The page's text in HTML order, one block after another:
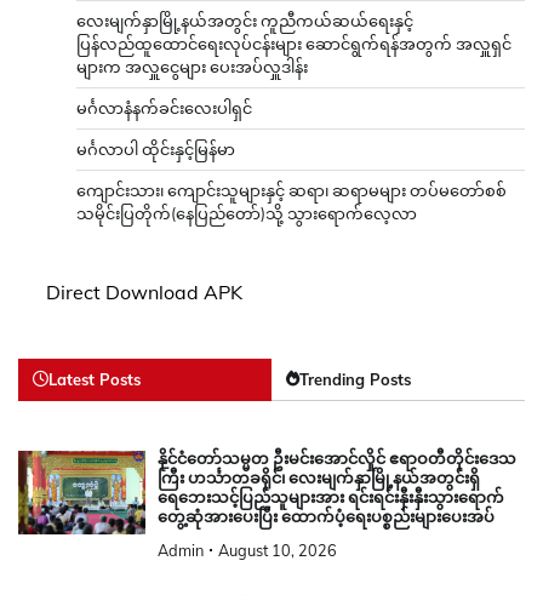
လေးမျက်နှာမြို့နယ်အတွင်း ကူညီကယ်ဆယ်ရေးနှင့်
ပြန်လည်ထူထောင်ရေးလုပ်ငန်းများ ဆောင်ရွက်ရန်အတွက် အလှူရှင်
များက အလှူငွေများ ပေးအပ်လှူဒါန်း
မင်္ဂလာနံနက်ခင်းလေးပါရှင်
မင်္ဂလာပါ ထိုင်းနှင့်မြန်မာ
ကျောင်းသား၊ ကျောင်းသူများနှင့် ဆရာ၊ ဆရာမများ တပ်မတော်စစ်
သမိုင်းပြတိုက်(နေပြည်တော်)သို့ သွားရောက်လေ့လာ
Direct Download APK
Latest Posts Trending Posts
နိုင်ငံတော်သမ္မတ ဦးမင်းအောင်လှိုင် ဧရာဝတီတိုင်းဒေသ
ကြီး ဟင်္သာတခရိုင်၊ လေးမျက်နှာမြို့နယ်အတွင်းရှိ
ရေဘေးသင့်ပြည်သူများအား ရင်းရင်းနှီးနှီးသွားရောက်
တွေ့ဆုံအားပေးပြီး ထောက်ပံ့ရေးပစ္စည်းများပေးအပ်
Admin August 10, 2026